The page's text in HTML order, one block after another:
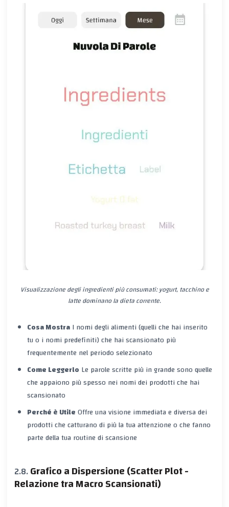
Visualizzazione degli ingredienti più consumati: yogurt, tacchino e
latte dominano la dieta corrente.
Cosa MostraInomidegli alimenti (quelli che hai inserito
tu o i nomi predefiniti) che haiscansionato più
frequentemente nel periodo selezionato
Come Leggerlo Le parole scritte più in grande sono quelle
che appaiono più spesso nei nomi dei prodotti che hai
scansionato
Perché è UtileOffre una visione immediata e diversa dei
prodotti che catturano di più la tua attenzione o che fanno
parte della tua routine di scansione
Grafico a Dispersione (Scatter Plot -
Relazione tra Macro Scansionati)